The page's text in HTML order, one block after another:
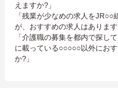
えますか?」
「残業が少なめの求人をJR○○
が、おすすめの求人はあります
「介護職の募集を都内で探し
に載っている○○○○○以外にお
か?」